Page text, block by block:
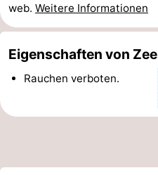
Zimmer
(mit
Frühstück)
Lastminutes
Strand
Sehen
web. Weitere Informationen
Eigenschaften von
Rauchen verboten.